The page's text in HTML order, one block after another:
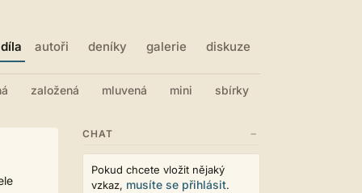
díla autoři deníky galerie diskuze
založená mluvená mini sbírky
CHAT −
Pokud chcete vložit nějaký
vzkaz, musíte se přihlásit.